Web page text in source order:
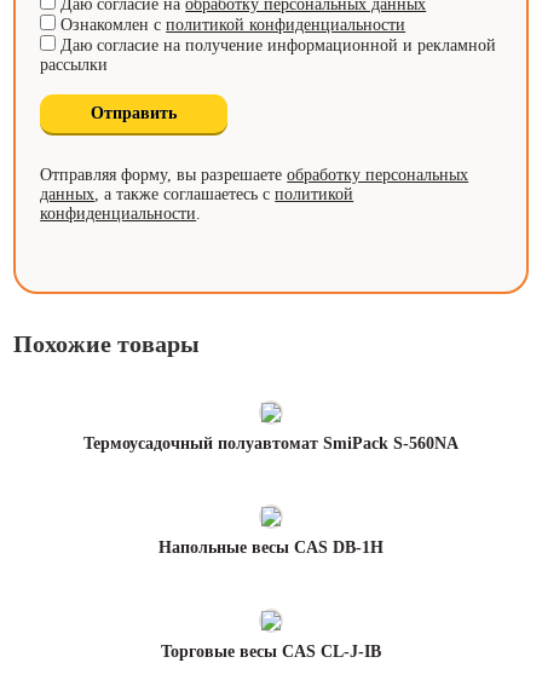
Даю согласие наобработку персональных данных
Ознакомлен сполитикой конфиденциальности
Даю согласие на получение информационной и рекламной
рассылки
Отправляя форму, вы разрешаетеобработку персональных
данных, а также соглашаетесь сполитикой
конфиденциальности.
Похожие товары
Термоусадочный полуавтомат SmiPack S-560NA
Напольные весы CAS DB-1H
Торговые весы CAS CL-J-IB